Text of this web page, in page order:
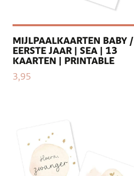
MIJLPAALKAARTEN BABY /
EERSTE JAAR | SEA | 13
KAARTEN | PRINTABLE
3,95